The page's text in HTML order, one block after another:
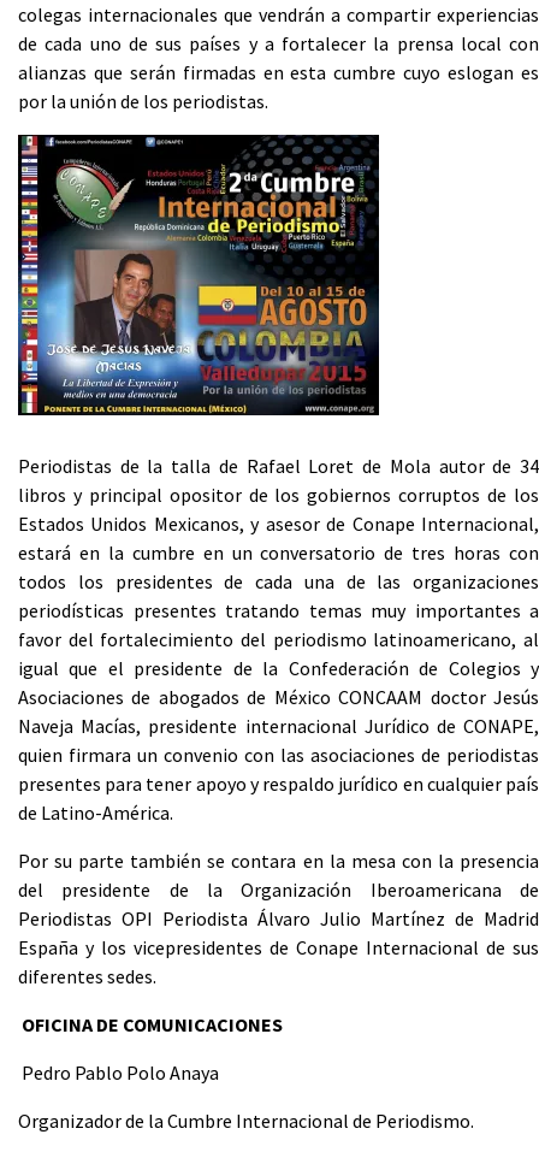
colegas internacionales que vendrán a compartir experiencias
de cada uno de sus países y a fortalecer la prensa local con
alianzas que serán firmadas en esta cumbre cuyo eslogan es
por la unión de los periodistas.
Periodistas de la talla de Rafael Loret de Mola autor de 34
libros y principal opositor de los gobiernos corruptos de los
Estados Unidos Mexicanos, y asesor de Conape Internacional,
estará en la cumbre en un conversatorio de tres horas con
todos los presidentes de cada una de las organizaciones
periodísticas presentes tratando temas muy importantes a
favor del fortalecimiento del periodismo latinoamericano, al
igual que el presidente de la Confederación de Colegios y
Asociaciones de abogados de México CONCAAM doctor Jesús
Naveja Macías, presidente internacional Jurídico de CONAPE,
quien firmara un convenio con las asociaciones de periodistas
presentes para tener apoyo y respaldo jurídico en cualquier país
de Latino-América.
Por su parte también se contara en la mesa con la presencia
del presidente de la Organización Iberoamericana de
Periodistas OPI Periodista Álvaro Julio Martínez de Madrid
España y los vicepresidentes de Conape Internacional de sus
diferentes sedes.
OFICINA DE COMUNICACIONES
Pedro Pablo Polo Anaya
Organizador de la Cumbre Internacional de Periodismo.